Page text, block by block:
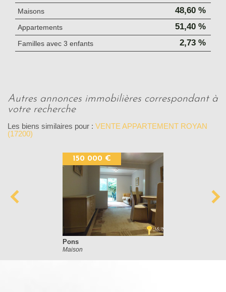
Maisons 48,60 %
Appartements 51,40 %
Familles avec 3 enfants 2,73 %
autres annonces immobilières correspondant à
votre recherche
Les biens similaires pour : VENTE APPARTEMENT ROYAN
(17200)
150 000 €
Pons
Maison